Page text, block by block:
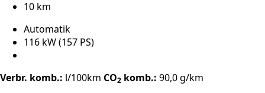
10 km
Automatik
116 kW (157 PS)
Verbr. komb.: l/100km CO2 komb.: 90,0 g/km